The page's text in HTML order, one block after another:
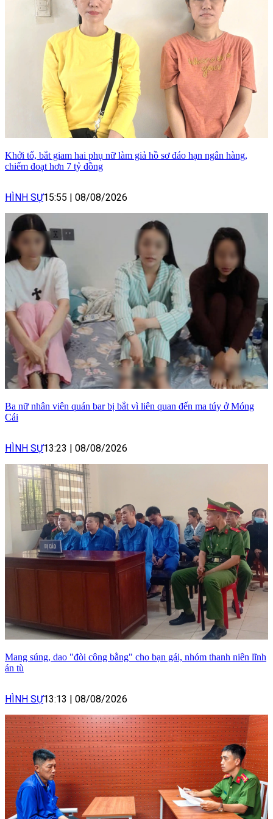
Khởi tố, bắt giam hai phụ nữ làm giả hồ sơ đáo hạn ngân hàng,
chiếm đoạt hơn 7 tỷ đồng
HÌNH SỰ15:55 08/08/2026
Ba nữ nhân viên quán bar bị bắt vì liên quan đến ma túy ở Móng
Cái
HÌNH SỰ13:23 08/08/2026
Mang súng, dao "đòi công bằng" cho bạn gái, nhóm thanh niên lĩnh
án tù
HÌNH SỰ13:13 08/08/2026